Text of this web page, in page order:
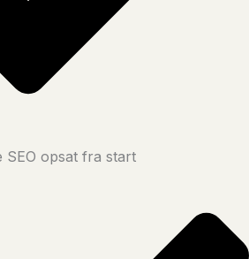
SEO opsat fra start